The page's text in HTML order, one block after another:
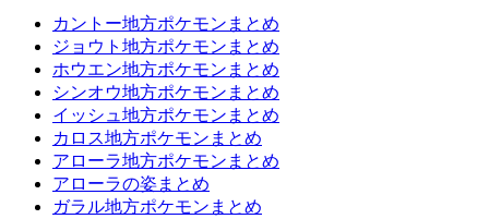
カントー地方ポケモンまとめ
ジョウト地方ポケモンまとめ
ホウエン地方ポケモンまとめ
シンオウ地方ポケモンまとめ
イッシュ地方ポケモンまとめ
カロス地方ポケモンまとめ
アローラ地方ポケモンまとめ
アローラの姿まとめ
ガラル地方ポケモンまとめ